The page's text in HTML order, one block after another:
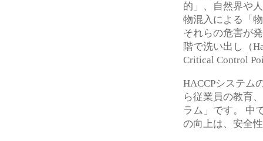
的」、自然界や
物混入による「
それらの危害が
階で洗い出し（
Critical Control
HACCPシステム
ら従業員の教育
ラム」です。 中
の向上は、安全